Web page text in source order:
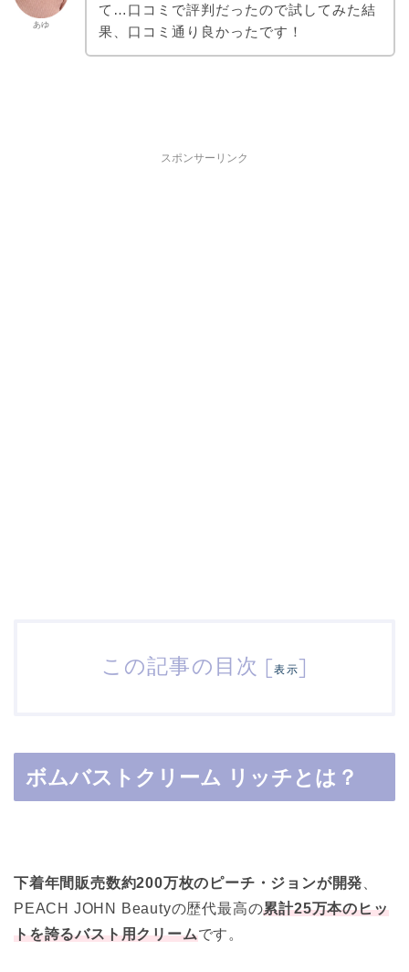
あゆ
て…口コミで評判だったので試してみた結
果、口コミ通り良かったです！
スポンサーリンク
この記事の目次 [表示]
ボムバストクリーム リッチとは？
下着年間販売数約200万枚のピーチ・ジョンが開発
PEACH JOHN Beautyの歴代最高の累計25万本のヒッ
トを誇るバスト用クリームです。